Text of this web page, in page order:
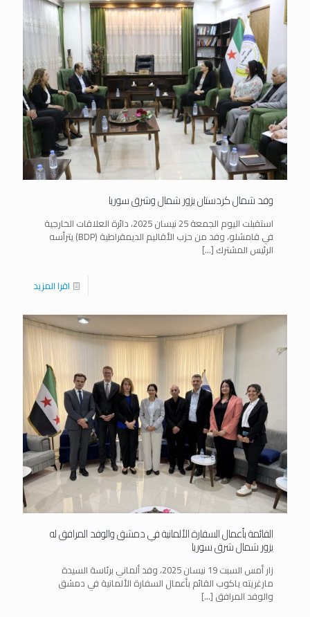
وفد شمال كردستان يزور شمال وشرق سوريا
استقبلت اليوم الجمعة 25 نيسان 2025، دائرة العلاقات الخارجية
في قامشلو، وفد من حزب الأقاليم الديمقراطية (BDP) يترأسه
الرئيس المشترك […]
اقرا المزيد
القائمة بأعمال السفارة الألمانية في دمشق والوفد المرافق له
يزور شمال شرق سوريا
زار أمس السبت 19 نيسان 2025، وفد ألماني برئاسة السيدة
مارغريته ياكوب القائم بأعمال السفارة الألمانية في دمشق
والوفد المرافق […]